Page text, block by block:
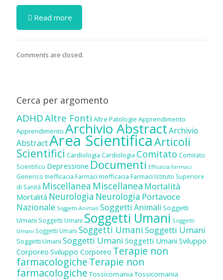
Read more
Comments are closed.
Cerca per argomento
ADHDAltre Fonti Altre Patologie Apprendimento
Apprendimento Archivio AbstractArchivio
AbstractArea ScientificaArticoli
Scientifici Cardiologia Cardiologia Comitato Comitato
Scientifico Depressione Documenti Efficacia farmaci
Generico Inefficacia Farmaci Inefficacia Farmaci Istituto Superiore
di Sanità Miscellanea Miscellanea Mortalità
Mortalità Neurologia Neurologia Portavoce
Nazionale Soggetti Animali Soggetti Animali Soggetti
Umani Soggetti Umani Soggetti Umani Soggetti
Umani Soggetti Umani Soggetti UmaniSoggetti Umani
Soggetti Umani Soggetti Umani Soggetti Umani Sviluppo
Corporeo Sviluppo Corporeo Terapie non
farmacologicheTerapie non
farmacologiche Tossicomania Tossicomania